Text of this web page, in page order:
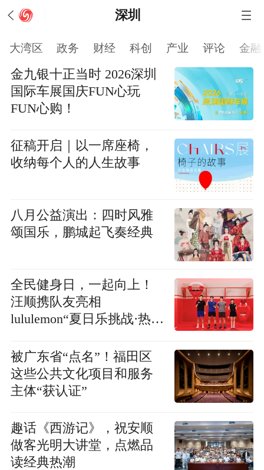
深圳
大湾区 政务 财经 科创 产业 评论 金融
金九银十正当时 2026深圳
国际车展国庆FUN心玩
FUN心购！
征稿开启｜以一席座椅，
收纳每个人的人生故事
八月公益演出：四时风雅
颂国乐，鹏城起飞奏经典
全民健身日，一起向上！
汪顺携队友亮相
lululemon“夏日乐挑战·热汗
被广东省“点名”！福田区
这些公共文化项目和服务
主体“获认证”
趣话《西游记》，祝安顺
做客光明大讲堂，点燃品
读经典热潮